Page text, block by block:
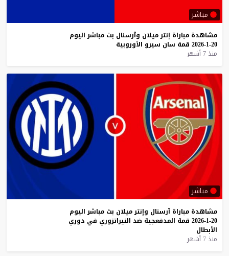
مباشر
مشاهدة مباراة إنترميلان وآرسنال بث مباشر اليوم
20-1-2026
قمة سان سيرو الأوروبية
منذ 7 أشهر
مباشر
مشاهدة مباراة آرسنال وإنترميلان بث مباشر اليوم
20-1-2026
قمة المدفعجية ضد النيراتزوري في دوري
الأبطال
منذ 7 أشهر